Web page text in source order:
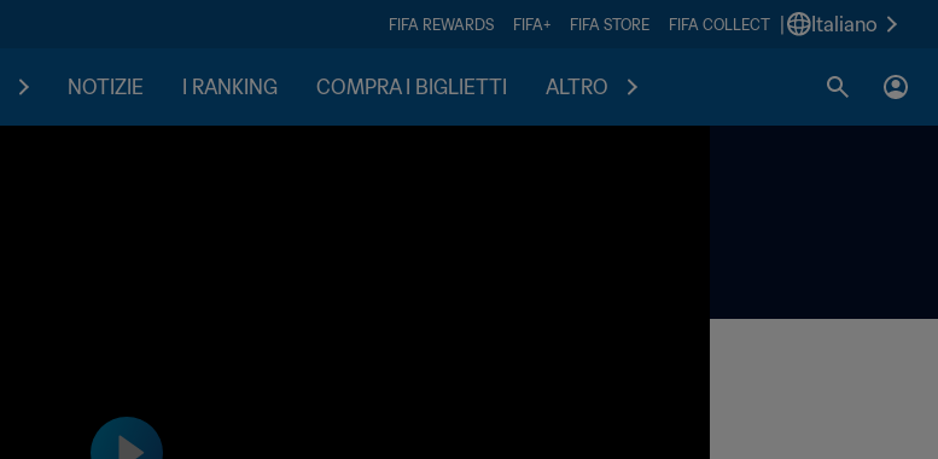
FIFA REWARDS FIFA+ FIFA STORE FIFA COLLECT Italiano
NOTIZIE I RANKING COMPRA I BIGLIETTI ALTRO